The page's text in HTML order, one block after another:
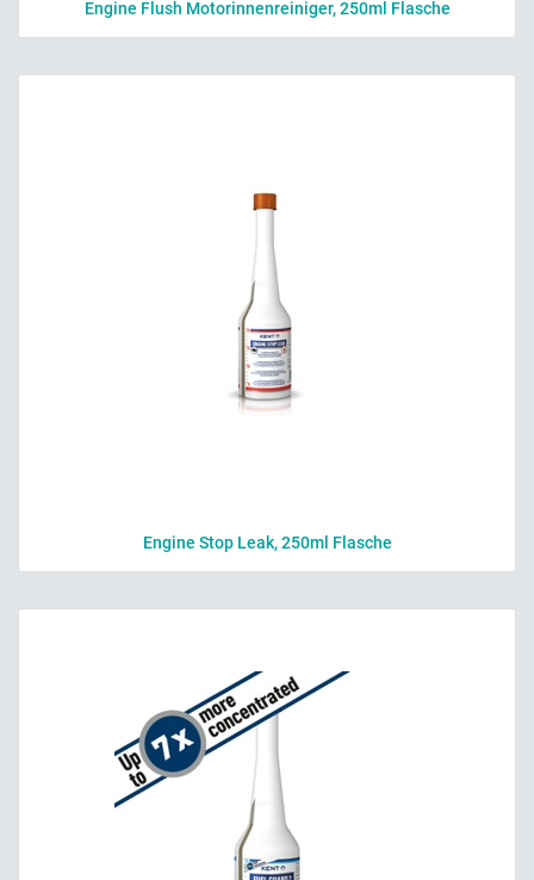
Engine Flush Motorinnenreiniger, 250ml Flasche
Engine Stop Leak, 250ml Flasche